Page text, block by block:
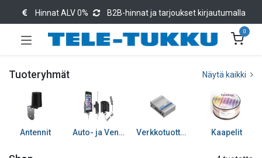
Hinnat ALV 0% B2B-hinnat ja tarjoukset kirjautumalla
0
Tuoteryhmät Näytä kaikki
Antennit Auto- ja Venetarvikkeet Verkkotuotteet Kaapelit